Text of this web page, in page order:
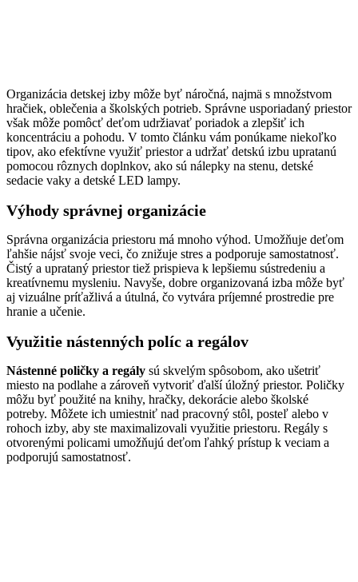
Organizácia detskej izby môže byť náročná, najmä s množstvom
hračiek, oblečenia a školských potrieb. Správne usporiadaný priestor
však môže pomôcť deťom udržiavať poriadok a zlepšiť ich
koncentráciu a pohodu. V tomto článku vám ponúkame niekoľko
tipov, ako efektívne využiť priestor a udržať detskú izbu upratanú
pomocou rôznych doplnkov, ako sú nálepky na stenu, detské
sedacie vaky a detské LED lampy.
Výhody správnej organizácie
Správna organizácia priestoru má mnoho výhod. Umožňuje deťom
ľahšie nájsť svoje veci, čo znižuje stres a podporuje samostatnosť.
Čistý a uprataný priestor tiež prispieva k lepšiemu sústredeniu a
kreatívnemu mysleniu. Navyše, dobre organizovaná izba môže byť
aj vizuálne príťažlivá a útulná, čo vytvára príjemné prostredie pre
hranie a učenie.
Využitie nástenných políc a regálov
Nástenné poličky a regály sú skvelým spôsobom, ako ušetriť
miesto na podlahe a zároveň vytvoriť ďalší úložný priestor. Poličky
môžu byť použité na knihy, hračky, dekorácie alebo školské
potreby. Môžete ich umiestniť nad pracovný stôl, posteľ alebo v
rohoch izby, aby ste maximalizovali využitie priestoru. Regály s
otvorenými policami umožňujú deťom ľahký prístup k veciam a
podporujú samostatnosť.